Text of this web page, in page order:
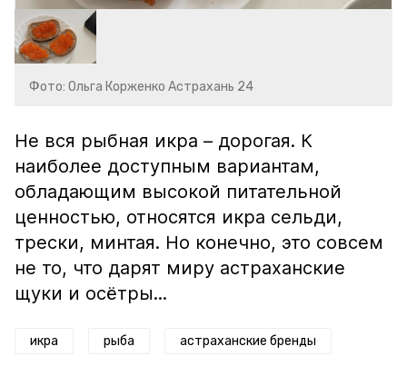
Фото: Ольга Корженко Астрахань 24
Не вся рыбная икра – дорогая. К
наиболее доступным вариантам,
обладающим высокой питательной
ценностью, относятся икра сельди,
трески, минтая. Но конечно, это совсем
не то, что дарят миру астраханские
щуки и осётры...
икра рыба астраханские бренды